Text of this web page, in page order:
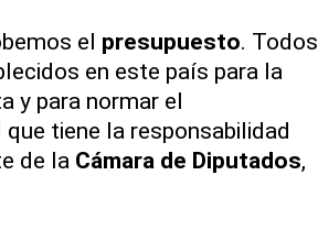
el presupuesto. Todos
en este país para la
y para normar el
tiene la responsabilidad
de la Cámara de Diputados,